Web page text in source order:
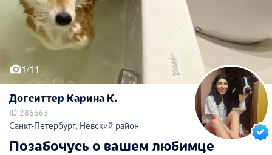
1/11
Догситтер Карина К.
ID 286663
Санкт-Петербург, Невский район
Позабочусь о вашем любимце